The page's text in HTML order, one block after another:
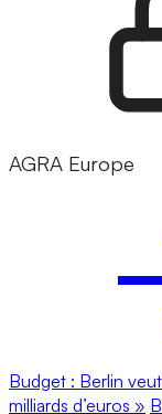
AGRA Europe
Budget : Berlin
milliards d’euros »